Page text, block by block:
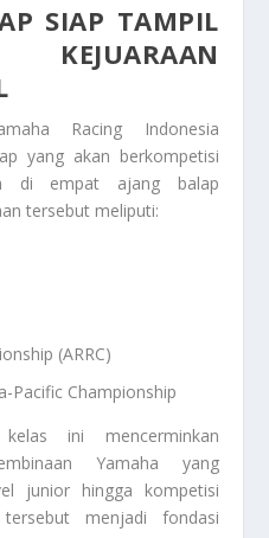
SIAP TAMPIL
Racing Indonesia
yang akan berkompetisi
di empat ajang balap
tersebut meliputi:
(ARRC)
Pacific Championship
ini mencerminkan
Yamaha yang
junior hingga kompetisi
menjadi fondasi